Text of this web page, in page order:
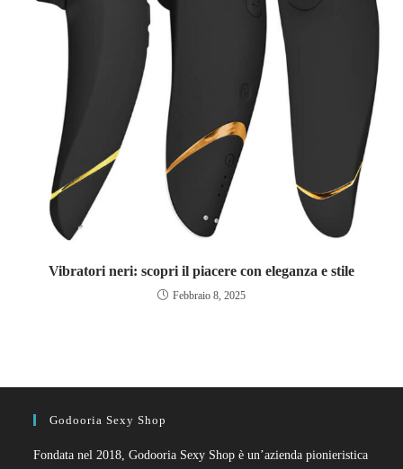
Vibratori neri: scopri il piacere con eleganza e stile
Febbraio 8, 2025
Godooria Sexy Shop
Fondata nel 2018, Godooria Sexy Shop è un’azienda pionieristica